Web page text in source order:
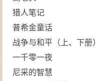
猎人笔记
普希金童话
战争与和平（上、下册）
一千零一夜
尼采的智慧